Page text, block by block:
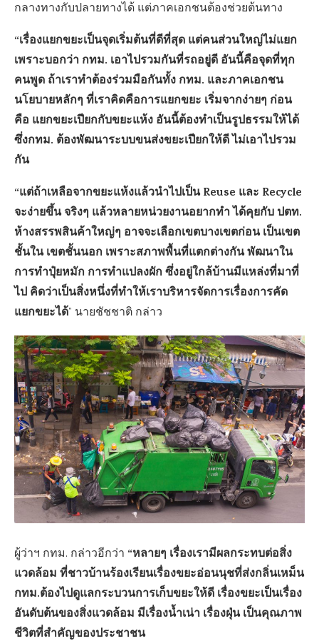
กลางทางกับปลายทางได้ แต่ภาคเอกชนต้องช่วยต้นทาง
“เรื่องแยกขยะเป็นจุดเริ่มต้นที่ดีที่สุด แต่คนส่วนใหญ่ไม่แยก
เพราะบอกว่า กทม. เอาไปรวมกันที่รถอยู่ดี อันนี้คือจุดที่ทุก
คนพูด ถ้าเราทำต้องร่วมมือกันทั้ง กทม. และภาคเอกชน
นโยบายหลักๆ ที่เราคิดคือการแยกขยะ เริ่มจากง่ายๆ ก่อน
คือ แยกขยะเปียกกับขยะแห้ง อันนี้ต้องทำเป็นรูปธรรมให้ได้
ซึ่งกทม. ต้องพัฒนาระบบขนส่งขยะเปียกให้ดี ไม่เอาไปรวม
กัน
“แต่ถ้าเหลือจากขยะแห้งแล้วนำไปเป็น Reuse และ Recycle
จะง่ายขึ้น จริงๆ แล้วหลายหน่วยงานอยากทำ ได้คุยกับ ปตท.
ห้างสรรพสินค้าใหญ่ๆ อาจจะเลือกเขตบางเขตก่อน เป็นเขต
ชั้นใน เขตชั้นนอก เพราะสภาพพื้นที่แตกต่างกัน พัฒนาใน
การทำปุ๋ยหมัก การทำแปลงผัก ซึ่งอยู่ใกล้บ้านมีแหล่งที่มาที่
ไป คิดว่าเป็นสิ่งหนึ่งที่ทำให้เราบริหารจัดการเรื่องการคัด
แยกขยะได้” นายชัชชาติ กล่าว
ผู้ว่าฯ กทม. กล่าวอีกว่า “หลายๆ เรื่องเรามีผลกระทบต่อสิ่ง
แวดล้อม ที่ชาวบ้านร้องเรียนเรื่องขยะอ่อนนุชที่ส่งกลิ่นเหม็น
กทม.ต้องไปดูแลกระบวนการเก็บขยะให้ดี เรื่องขยะเป็นเรื่อง
อันดับต้นของสิ่งแวดล้อม มีเรื่องน้ำเน่า เรื่องฝุ่น เป็นคุณภาพ
ชีวิตที่สำคัญของประชาชน